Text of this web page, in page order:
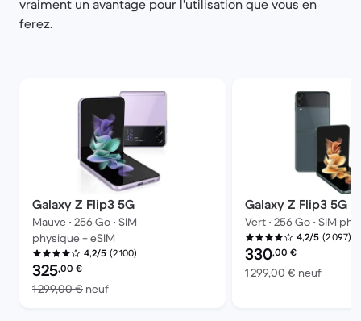
vraiment un avantage pour l'utilisation que vous en
ferez.
Galaxy Z Flip3 5G
Mauve • 256 Go • SIM
physique + eSIM
4,2/5 (2 100)
Prix reconditionné :
325,00 €
1 299,00 € neufcontre 1 299,00 € neuf
Galaxy Z Flip3 5G
Vert • 256 Go • SIM
4,2/5 (2 097)
Prix reconditionné :
330,00 €
1 299,00 € neufcontre